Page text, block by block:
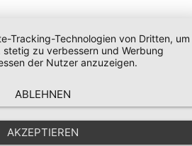
Tracking-Technologien von Dritten, um
zu verbessern und Werbung
der Nutzer anzuzeigen.
ABLEHNEN
AKZEPTIEREN